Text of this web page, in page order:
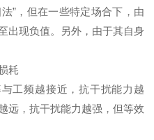
”，但在一些特定场合下，由
出现负值。另外，由于其自身
耗
工频越接近，抗干扰能力越
远，抗干扰能力越强，但等效